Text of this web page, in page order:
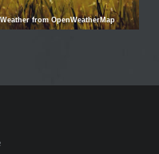
Weather from OpenWeatherMap